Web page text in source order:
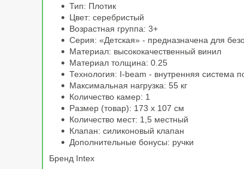
Тип: Плотик
Цвет: серебристый
Возрастная группа: 3+
Серия: «Детская» - предназначена для
Материал: высококачественный винил
Материал толщина: 0.25
Технология: I-beam - внутренняя система
Максимальная нагрузка: 55 кг
Количество камер: 1
Размер (товар): 173 х 107 см
Количество мест: 1,5 местный
Клапан: силиконовый клапан
Дополнительные бонусы: ручки
Бренд Intex